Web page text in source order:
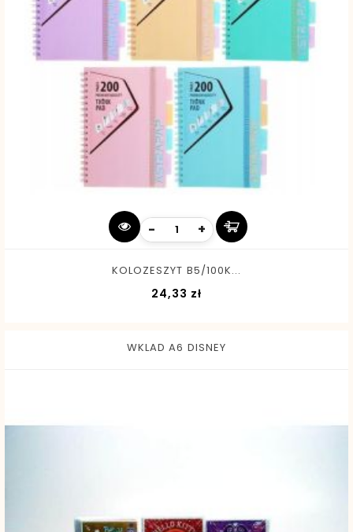
- +
KOLOZESZYT B5/100K...
24,33 złCena
WKLAD A6 DISNEY